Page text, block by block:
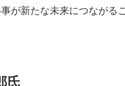
が新たな未来につながる
氏